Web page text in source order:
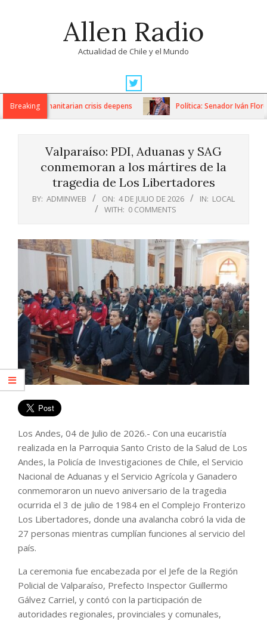
Allen Radio
Actualidad de Chile y el Mundo
Navigation
MenuBreaking
as humanitarian crisis deepens Política: Senador Iván Flores
Valparaíso: PDI, Aduanas y SAG
conmemoran a los mártires de la
tragedia de Los Libertadores
BY: ADMINWEB ON: 4 DE JULIO DE 2026 IN: LOCAL
WITH: 0 COMMENTS
Los Andes, 04 de Julio de 2026.- Con una eucaristía
realizada en la Parroquia Santo Cristo de la Salud de Los
Andes, la Policía de Investigaciones de Chile, el Servicio
Nacional de Aduanas y el Servicio Agrícola y Ganadero
conmemoraron un nuevo aniversario de la tragedia
ocurrida el 3 de julio de 1984 en el Complejo Fronterizo
Los Libertadores, donde una avalancha cobró la vida de
27 personas mientras cumplían funciones al servicio del
país.
La ceremonia fue encabezada por el Jefe de la Región
Policial de Valparaíso, Prefecto Inspector Guillermo
Gálvez Carriel, y contó con la participación de
autoridades regionales, provinciales y comunales,